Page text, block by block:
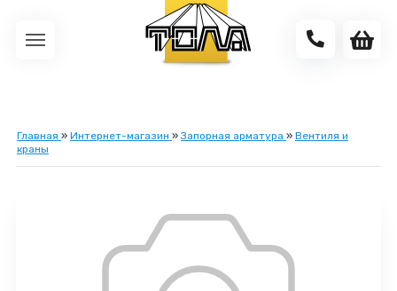
Главная » Интернет-магазин »Запорная арматура » Вентиля и
краны